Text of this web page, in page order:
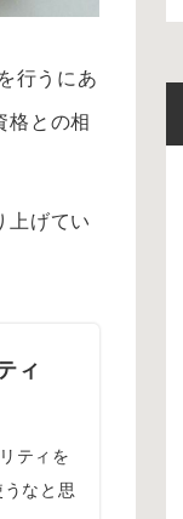
行うにあ
格との相
上げてい
ィ
ティを
なと思